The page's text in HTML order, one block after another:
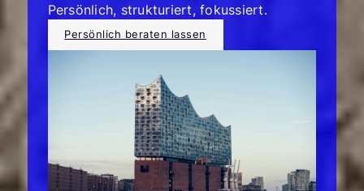
Persönlich, strukturiert, fokussiert.
Persönlich beraten lassen